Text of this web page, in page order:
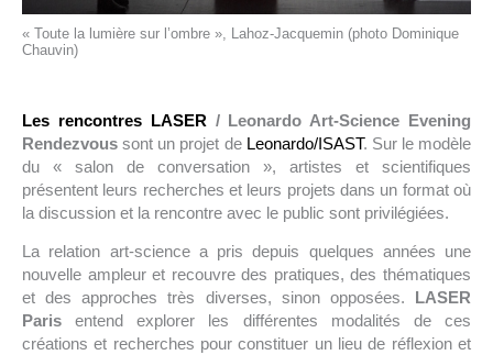
« Toute la lumière sur l’ombre », Lahoz-Jacquemin (photo Dominique
Chauvin)
Les rencontres LASER / Leonardo Art-Science Evening
Rendezvous sont un projet de Leonardo/ISAST. Sur le modèle
du « salon de conversation », artistes et scientifiques
présentent leurs recherches et leurs projets dans un format où
la discussion et la rencontre avec le public sont privilégiées.
La relation art-science a pris depuis quelques années une
nouvelle ampleur et recouvre des pratiques, des thématiques
et des approches très diverses, sinon opposées. LASER
Paris entend explorer les différentes modalités de ces
créations et recherches pour constituer un lieu de réflexion et